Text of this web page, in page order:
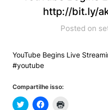
http://bit.ly/
Posted on
YouTube Begins Live
#youtube
Compartilhe isso: